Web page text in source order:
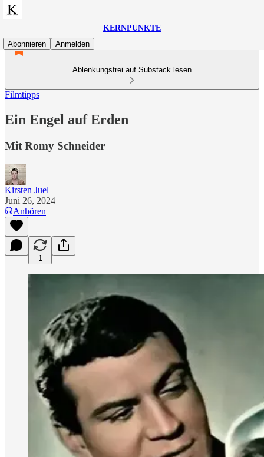
KERNPUNKTE
Abonnieren
Anmelden
Ablenkungsfrei auf Substack lesen
Filmtipps
Ein Engel auf Erden
Mit Romy Schneider
Kirsten Juel
Juni 26, 2024
Anhören
1